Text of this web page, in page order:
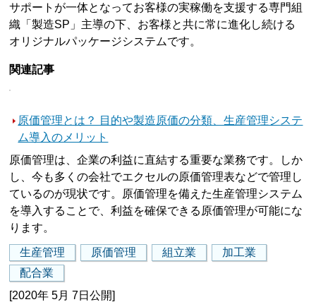
サポートが一体となってお客様の実稼働を支援する専門組
織「製造SP」主導の下、お客様と共に常に進化し続ける
オリジナルパッケージシステムです。
関連記事
原価管理とは？ 目的や製造原価の分類、生産管理システ
ム導入のメリット
原価管理は、企業の利益に直結する重要な業務です。しか
し、今も多くの会社でエクセルの原価管理表などで管理し
ているのが現状です。原価管理を備えた生産管理システム
を導入することで、利益を確保できる原価管理が可能にな
ります。
生産管理 原価管理 組立業
加工業
配合業
[2020年 5月 7日公開]